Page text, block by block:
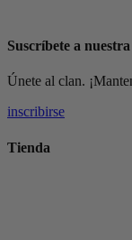
Suscríbete a
Únete al clan.
inscribirse
Tienda